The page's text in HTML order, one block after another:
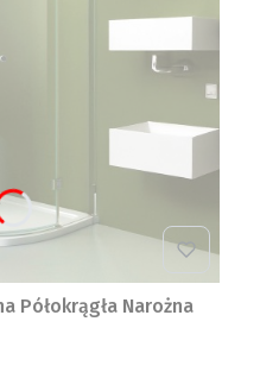
Półokrągła Narożna